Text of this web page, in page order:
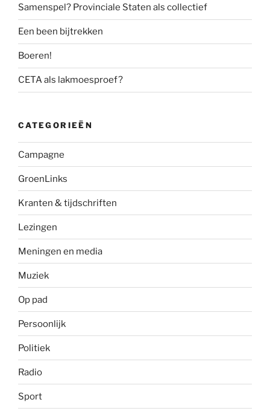
Samenspel? Provinciale Staten als collectief
Een been bijtrekken
Boeren!
CETA als lakmoesproef?
CATEGORIEËN
Campagne
GroenLinks
Kranten & tijdschriften
Lezingen
Meningen en media
Muziek
Op pad
Persoonlijk
Politiek
Radio
Sport